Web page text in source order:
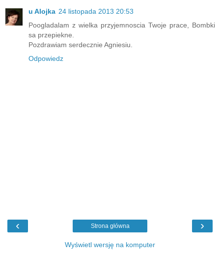
u Alojka 24 listopada 2013 20:53
Poogladalam z wielka przyjemnoscia Twoje prace, Bombki
sa przepiekne.
Pozdrawiam serdecznie Agniesiu.
Odpowiedz
‹ ›
Strona główna
Wyświetl wersję na komputer